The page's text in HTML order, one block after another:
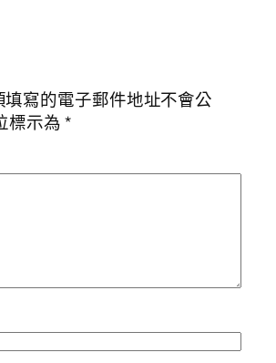
寫的電子郵件地址不會公
標示為*